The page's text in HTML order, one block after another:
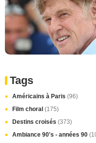
Tags
Américains à Paris (96)
Film choral (175)
Destins croisés (373)
Ambiance 90's - années 90